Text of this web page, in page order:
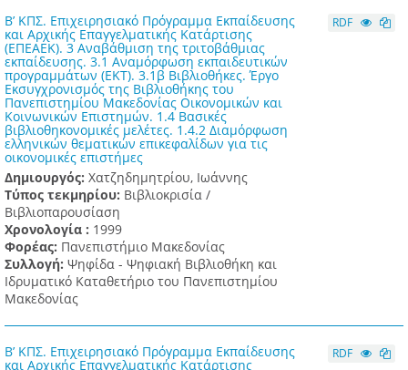
Β’ ΚΠΣ. Επιχειρησιακό Πρόγραμμα Εκπαίδευσης
και Αρχικής Επαγγελματικής Κατάρτισης
(ΕΠΕΑΕΚ). 3 Αναβάθμιση της τριτοβάθμιας
εκπαίδευσης. 3.1 Αναμόρφωση εκπαιδευτικών
προγραμμάτων (ΕΚΤ). 3.1β Βιβλιοθήκες. Έργο
Εκσυγχρονισμός της Βιβλιοθήκης του
Πανεπιστημίου Μακεδονίας Οικονομικών και
Κοινωνικών Επιστημών. 1.4 Βασικές
βιβλιοθηκονομικές μελέτες. 1.4.2 Διαμόρφωση
ελληνικών θεματικών επικεφαλίδων για τις
οικονομικές επιστήμες
Δημιουργός: Χατζηδημητρίου, Ιωάννης
Τύπος τεκμηρίου: Βιβλιοκρισία /
Βιβλιοπαρουσίαση
Χρονολογία : 1999
Φορέας: Πανεπιστήμιο Μακεδονίας
Συλλογή: Ψηφίδα - Ψηφιακή Βιβλιοθήκη και
Ιδρυματικό Καταθετήριο του Πανεπιστημίου
Μακεδονίας
RDF
Β’ ΚΠΣ. Επιχειρησιακό Πρόγραμμα Εκπαίδευσης
και Αρχικής Επαγγελματικής Κατάρτισης
RDF